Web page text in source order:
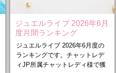
ジュエルライブ 2026年6月
度月間ランキング
ジュエルライブ 2026年6月度の
ランキングです。チャットレデ
ィJP所属チャットレディ様で獲